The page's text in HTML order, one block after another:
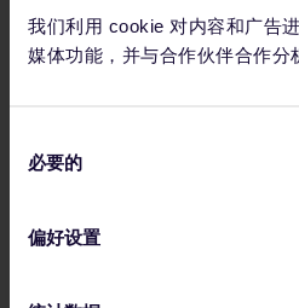
我们利用 cookie 对内容和广告
媒体功能，并与合作伙伴合作分
必要的
偏好设置
布鲁日夜景与运河风光